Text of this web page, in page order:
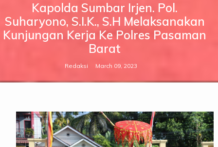
Kapolda Sumbar Irjen. Pol.
Suharyono, S.I.K., S.H Melaksanakan
Kunjungan Kerja Ke Polres Pasaman
Barat
Redaksi March 09, 2023